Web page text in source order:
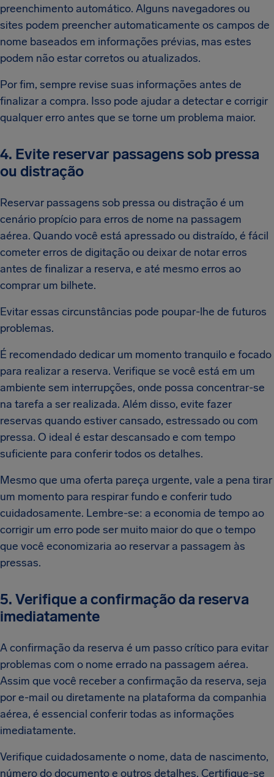
preenchimento automático. Alguns navegadores ou
sites podem preencher automaticamente os campos de
nome baseados em informações prévias, mas estes
podem não estar corretos ou atualizados.
Por fim, sempre revise suas informações antes de
finalizar a compra. Isso pode ajudar a detectar e corrigir
qualquer erro antes que se torne um problema maior.
4. Evite reservar passagens sob pressa
ou distração
Reservar passagens sob pressa ou distração é um
cenário propício para erros de nome na passagem
aérea. Quando você está apressado ou distraído, é fácil
cometer erros de digitação ou deixar de notar erros
antes de finalizar a reserva, e até mesmo erros ao
comprar um bilhete.
Evitar essas circunstâncias pode poupar-lhe de futuros
problemas.
É recomendado dedicar um momento tranquilo e focado
para realizar a reserva. Verifique se você está em um
ambiente sem interrupções, onde possa concentrar-se
na tarefa a ser realizada. Além disso, evite fazer
reservas quando estiver cansado, estressado ou com
pressa. O ideal é estar descansado e com tempo
suficiente para conferir todos os detalhes.
Mesmo que uma oferta pareça urgente, vale a pena tirar
um momento para respirar fundo e conferir tudo
cuidadosamente. Lembre-se: a economia de tempo ao
corrigir um erro pode ser muito maior do que o tempo
que você economizaria ao reservar a passagem às
pressas.
5. Verifique a confirmação da reserva
imediatamente
A confirmação da reserva é um passo crítico para evitar
problemas com o nome errado na passagem aérea.
Assim que você receber a confirmação da reserva, seja
por e-mail ou diretamente na plataforma da companhia
aérea, é essencial conferir todas as informações
imediatamente.
Verifique cuidadosamente o nome, data de nascimento,
número do documento e outros detalhes. Certifique-se